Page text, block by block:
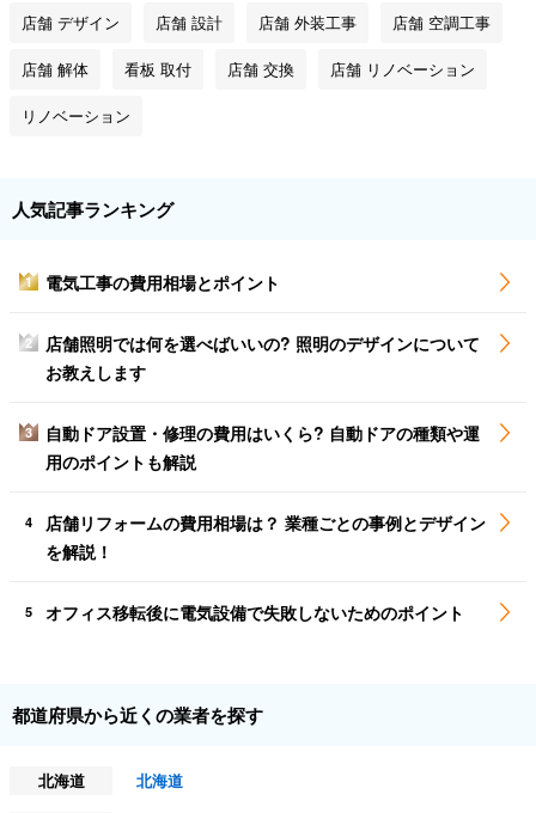
店舗 デザイン 店舗 設計 店舗 外装工事 店舗 空調工事
店舗 解体 看板 取付 店舗 交換 店舗 リノベーション
リノベーション
人気記事ランキング
1 電気工事の費用相場とポイント
2
店舗照明では何を選べばいいの? 照明のデザインについて
お教えします
3
自動ドア設置・修理の費用はいくら? 自動ドアの種類や運
用のポイントも解説
4
店舗リフォームの費用相場は？ 業種ごとの事例とデザイン
を解説！
5 オフィス移転後に電気設備で失敗しないためのポイント
都道府県から近くの業者を探す
北海道
北海道